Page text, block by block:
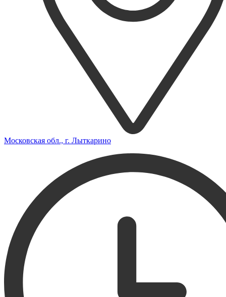
Московская обл., г. Лыткарино